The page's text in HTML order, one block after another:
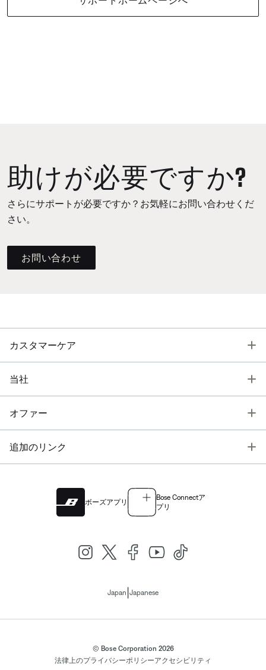
助けが必要ですか?
さらにサポートが必要ですか？お気軽にお問い合わせくだ
さい。
お問い合わせ
カスタマーケア
当社
オファー
追加のリンク
ボーズアプリ
Bose Connectア
プリ
Japan Japanese
© Bose Corporation 2026
法律上のプライバシーポリシーアクセシビリティ